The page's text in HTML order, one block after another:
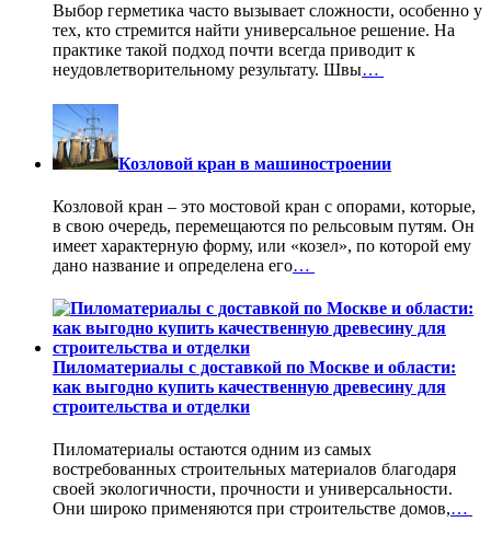
Выбор герметика часто вызывает сложности, особенно у
тех, кто стремится найти универсальное решение. На
практике такой подход почти всегда приводит к
неудовлетворительному результату. Швы…
Козловой кран в машиностроении
Козловой кран – это мостовой кран с опорами, которые,
в свою очередь, перемещаются по рельсовым путям. Он
имеет характерную форму, или «козел», по которой ему
дано название и определена его…
Пиломатериалы с доставкой по Москве и области:
как выгодно купить качественную древесину для
строительства и отделки
Пиломатериалы остаются одним из самых
востребованных строительных материалов благодаря
своей экологичности, прочности и универсальности.
Они широко применяются при строительстве домов,…